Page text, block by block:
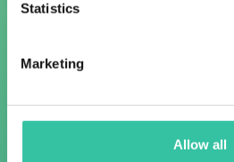
Statistics
Marketing
Allow all
Siamo Ciclisti
viaggi, alla ricerca di emozioni.
benissimo e possiamo ispirarti. E
anche tu puoi ispirarci!